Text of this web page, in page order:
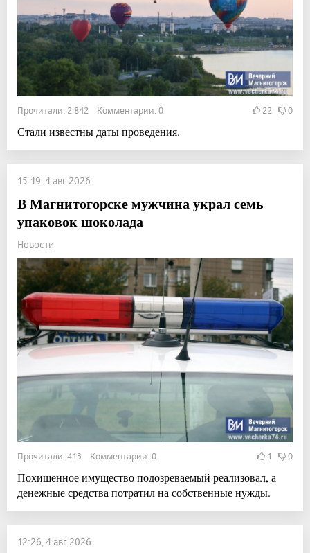
Прочитали: 2 842 Комментарии: 0 22 0
Стали известны даты проведения.
15:19, 4 авг 2026
В Магнитогорске мужчина украл семь
упаковок шоколада
Новости
Прочитали: 413 Комментарии: 0 1 0
Похищенное имущество подозреваемый реализовал, а
денежные средства потратил на собственные нужды.
12:26, 4 авг 2026